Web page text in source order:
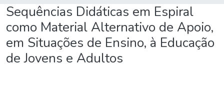
Sequências Didáticas em Espiral
como Material Alternativo de Apoio,
em Situações de Ensino, à Educação
de Jovens e Adultos